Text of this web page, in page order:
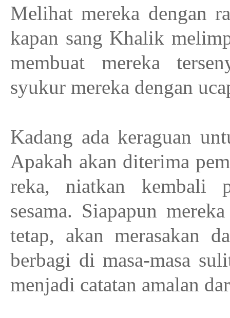
Melihat mereka dengan
kapan sang Khalik
membuat mereka
syukur mereka dengan
Kadang ada keraguan
Apakah akan diterima
reka, niatkan kembali
sesama. Siapapun
tetap, akan merasakan
berbagi di masa-masa
menjadi catatan amalan